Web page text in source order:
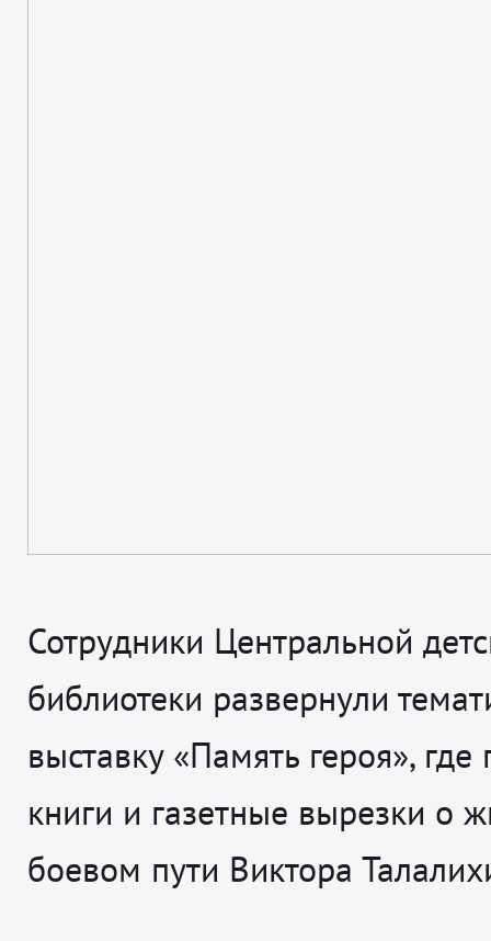
Сотрудники Центральной
библиотеки развернули
выставку «Память героя», где
книги и газетные вырезки о
боевом пути Виктора